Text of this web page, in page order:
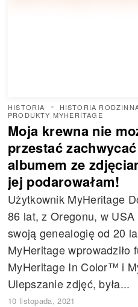
HISTORIA
HISTORIA
PRODUKTY MYHERITAGE
Moja krewna nie
przestać
albumem ze
jej podarowałam!
Użytkownik MyHeritage
86 lat, z Oregonu, w
swoją genealogię od 20
MyHeritage wprowadziło
MyHeritage In Color™ i
Ulepszanie zdjęć, była...
10 listopada, 2021